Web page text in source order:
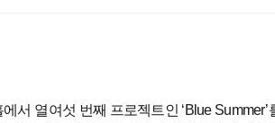
서 열여섯 번째 프로젝트인 ‘Blue Summer’